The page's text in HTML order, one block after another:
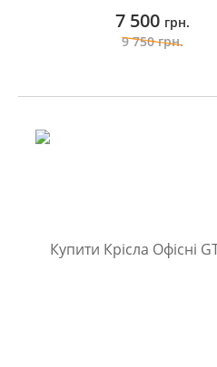
7 500 грн.
9 750грн.